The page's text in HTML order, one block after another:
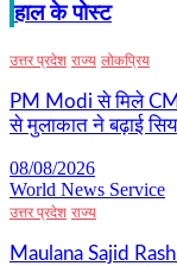
हाल के पोस्ट
उत्तर प्रदेश राज्य लोकप्रिय
PM Modi से मिले CM
से मुलाकात ने बढ़ाई
08/08/2026
World News Service
उत्तर प्रदेश राज्य
Maulana Sajid